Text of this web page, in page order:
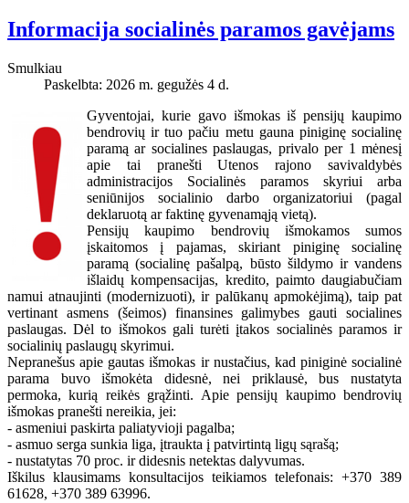
Informacija socialinės paramos gavėjams
Smulkiau
Paskelbta: 2026 m. gegužės 4 d.
Gyventojai, kurie gavo išmokas iš pensijų kaupimo
bendrovių ir tuo pačiu metu gauna piniginę socialinę
paramą ar socialines paslaugas, privalo per 1 mėnesį
apie tai pranešti Utenos rajono savivaldybės
administracijos Socialinės paramos skyriui arba
seniūnijos socialinio darbo organizatoriui (pagal
deklaruotą ar faktinę gyvenamąją vietą).
Pensijų kaupimo bendrovių išmokamos sumos
įskaitomos į pajamas, skiriant piniginę socialinę
paramą (socialinę pašalpą, būsto šildymo ir vandens
išlaidų kompensacijas, kredito, paimto daugiabučiam
namui atnaujinti (modernizuoti), ir palūkanų apmokėjimą), taip pat
vertinant asmens (šeimos) finansines galimybes gauti socialines
paslaugas. Dėl to išmokos gali turėti įtakos socialinės paramos ir
socialinių paslaugų skyrimui.
Nepranešus apie gautas išmokas ir nustačius, kad piniginė socialinė
parama buvo išmokėta didesnė, nei priklausė, bus nustatyta
permoka, kurią reikės grąžinti. Apie pensijų kaupimo bendrovių
išmokas pranešti nereikia, jei:
- asmeniui paskirta paliatyvioji pagalba;
- asmuo serga sunkia liga, įtraukta į patvirtintą ligų sąrašą;
- nustatytas 70 proc. ir didesnis netektas dalyvumas.
Iškilus klausimams konsultacijos teikiamos telefonais: +370 389
61628, +370 389 63996.